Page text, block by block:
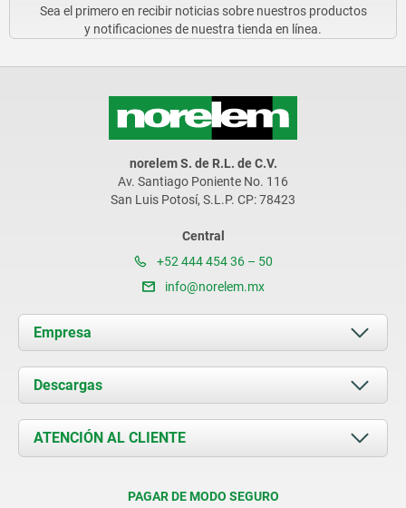
Sea el primero en recibir noticias sobre nuestros productos
y notificaciones de nuestra tienda en línea.
norelem S. de R.L. de C.V.
Av. Santiago Poniente No. 116
San Luis Potosí, S.L.P. CP: 78423
Central
+52 444 454 36 – 50
info@norelem.mx
Empresa
Acerca de nosotros
Novedades
Contacto
Descargas
Documents
ATENCIÓN AL CLIENTE
PAGAR DE MODO SEGURO